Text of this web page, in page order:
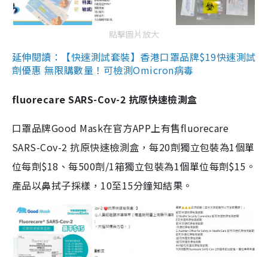
點擊圖片放大
延伸閱讀：【快速測試套裝】香港口罩品牌$19快速測試
劑優惠 無限購數量！可檢測Omicron病毒
fluorecare SARS-Cov-2 抗原快速檢測盒
口罩品牌Good Mask在官方APP上有售fluorecare
SARS-Cov-2 抗原快速檢測盒，每20劑獨立包裝為1個單
位每劑$18、每500劑/1箱獨立包裝為1個單位每劑$15。
產品以鼻拭子採樣，10至15分鐘知結果。